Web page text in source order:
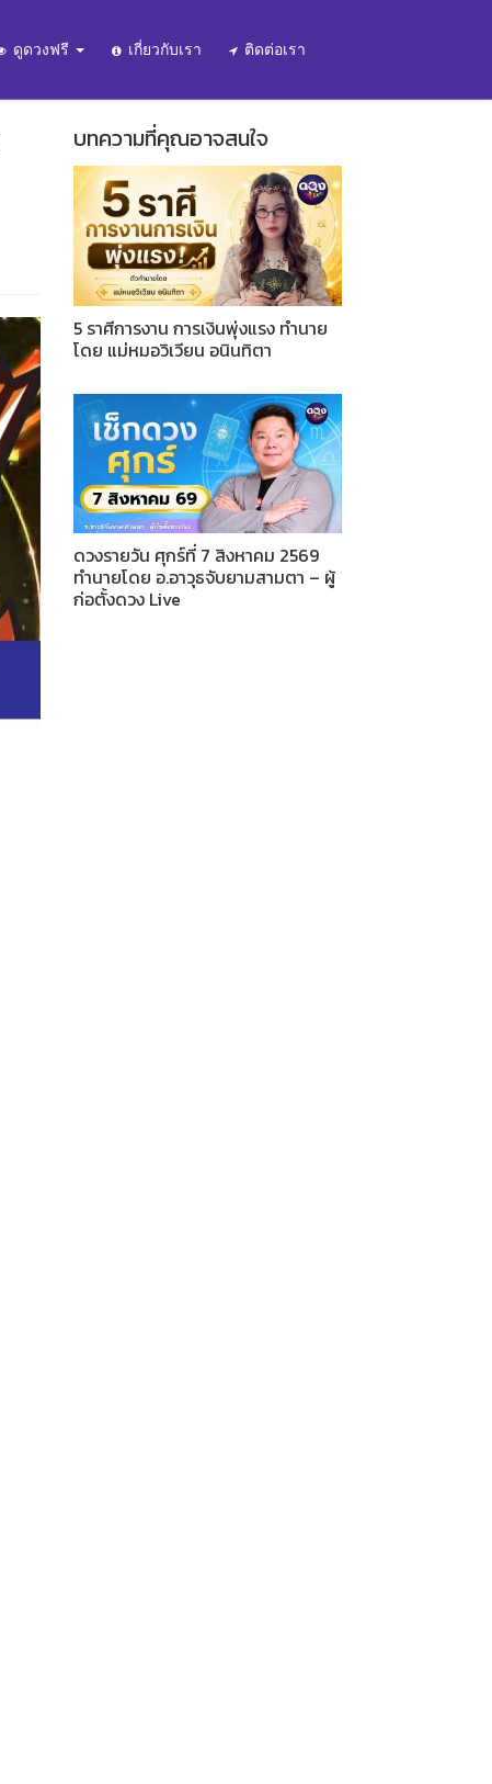
ดูดวงฟรี เกี่ยวกับเรา ติดต่อเรา
บทความที่คุณอาจสนใจ
5 ราศีการงาน การเงินพุ่งแรง ทำนาย
โดย แม่หมอวิเวียน อนินทิตา
ดวงรายวัน ศุกร์ที่ 7 สิงหาคม 2569
ทำนายโดย อ.อาวุธจับยามสามตา – ผู้
ก่อตั้งดวง Live